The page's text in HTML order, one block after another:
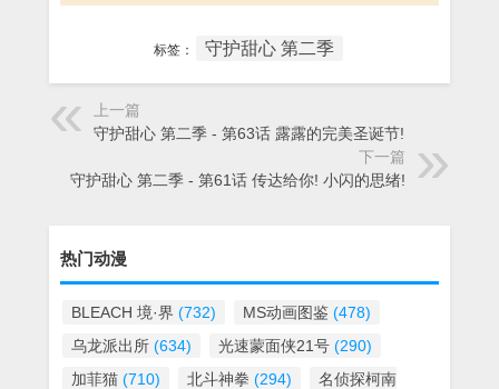
标签： 守护甜心 第二季
上一篇
守护甜心 第二季 - 第63话 露露的完美圣诞节!
下一篇
守护甜心 第二季 - 第61话 传达给你! 小闪的思绪!
热门动漫
BLEACH 境·界 (732) MS动画图鉴 (478)
乌龙派出所 (634) 光速蒙面侠21号 (290)
加菲猫 (710) 北斗神拳 (294)
名侦探柯南